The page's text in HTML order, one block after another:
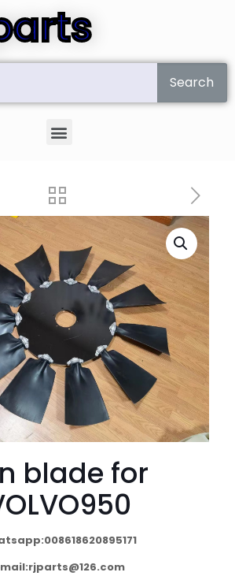
Search
blade for
rjparts@126.com